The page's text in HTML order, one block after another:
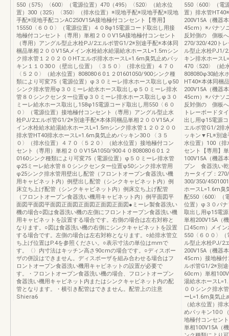
550（575）〈600〉（電源位置）470（495）〈520〉（給水位
置）300（325）〈350〉（排水位置）※現地手配※現地手配※現地
手配※現地手配コンAC250V15A接地極付コンセント【専用】
15550〈６００〉（電源位置）４０8φ15電源コード取出し用接
地極付コンセント（専用）単相２００V15A接地極付コンセント
（専用）アングル型止水栓PJ/2エルボ管G1/2※別途手配※本体同
梱品単相２００V15Aメイン水栓給水給湯給水ホースL=1.5mシン
ク排水管１２０２００HTエルボ排水ホースL=1.6m臭気止めパッ
キン１１０30０（壁出し位置）〈３５０〉（排水位置）４７０
〈５２０〉（給水位置）808080６0１２01601050/900シンク種
類により可変75（電源位置）φ３０ミーレ排水ホース取出しφ50
シンク排水管用φ３０ミーレ給水ホース取出しφ５０ミーレ排水
管８０シンクセンター位置φ３０ミーレ排水ホース取出しφ３０
ミーレ給水ホース取出し158φ15電源コード取出し用550〈６０
０〉（電源位置）接地極付コンセント（専用）アングル型止水
栓PJ/2エルボ管G1/2※別途手配※本体同梱品単相２００V15Aメ
イン水栓給水給湯給水ホースL=1.5mシンク排水管１２０２００
排水管HT40排水ホースL=1.6m臭気止めパッキン30０〈３５
０〉（排水位置）４７０〈５２０〉（給水位置）接地極付コン
セント（専用）単相２００V15A1050/900４０808080６0１２
0160シンク種類により可変75（電源位置）φ５０ミーレ排水管
φ25ミーレ給水管８０シンクセンター位置φ50シンク排水管用
φ25シンク排水管用壁出し配管（フロントオープン食器洗い機
用キャビネット内）例壁出し配管（シンクキャビネット内）例
床立ち上げ配管（シンクキャビネット内）例床立ち上げ配管
（フロントオープン食器洗い機用キャビネット内）例平面図平
面図平面図平面図正面図正面図正面図正面図●ミーレ製食器洗い
機の場合○図は食器洗い機の左側にフロントオープン食器洗い機
用キャビネットを設置する場合です。右側の場合は左右対称と
なります。○図は食器洗い機の右側にシンクキャビネットを設置
する場合です。左側の場合は左右対称となります。○給排水管立
ち上げ位置はP.4を参照ください。○表示寸法の単位はmmで
す。〈〉内寸法はキッチン高さ90cmの場合です。○ディスポー
ザの併設はできません。ディスポーザを組み合わせる場合はフ
ロントオープン食器洗い機用キャビネットの設置が必要で
す。・フロントオープン食器洗い機の場合、フロントオープン
食器洗い機用キャビネット内またはシンクキャビネット内の配
管となります。・横引き配管はできません。配管上の注意
Shiera6
550〈600〉（電
置）排水管
200V15A（機器
45cm）※パナソ
反対側の 側板へ
270/320/420ト
ル型止水栓PJ1/
キン排水ホース
470〈520〉（給
808080φ30給水
HT40※本体同梱
200V15A（機器
45cm）※パナソ
反対側の 側板へ
トレーボードタ
出し用φ15電源
エルボ管G1/2排
ッキン▼FL※別途
水位置）100（
セント【専用】
100V15A（機器
プン 食器洗い
カータイプ：
300/350/
ホースL=1.6m臭
配550〈600〉（
位置）φ３０パ
取出し用φ15電
単相200V15A（
口45cm）メイン
550〈６００〉
ル型止水栓PJ/2
200V15A（機器
45cm）接地極付
ルボ管G1/2※別
60cm）単相
湯給水ホース
００シンク排水
ーL=1.6m臭気止
（給水位置）排
めパッキン10０
地極付コンセン
単相100V15A（